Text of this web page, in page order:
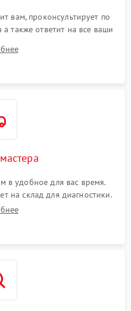
вам, проконсультирует по
также ответит на все ваши
в удобное для вас время.
на склад для диагностики.